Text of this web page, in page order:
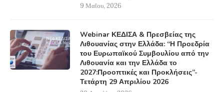
9 Μαΐου, 2026
Webinar ΚΕΔΙΣΑ & Πρεσβείας της
Λιθουανίας στην Ελλάδα: “Η Προεδρία
του Ευρωπαϊκού Συμβουλίου από την
Λιθουανία και την Ελλάδα το
2027:Προοπτικές και Προκλήσεις”-
Τετάρτη 29 Απριλίου 2026